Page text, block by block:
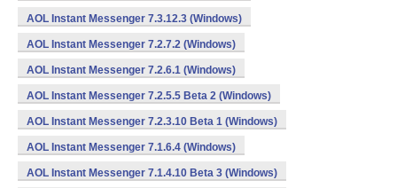
AOL Instant Messenger 7.3.12.3 (Windows)
AOL Instant Messenger 7.2.7.2 (Windows)
AOL Instant Messenger 7.2.6.1 (Windows)
AOL Instant Messenger 7.2.5.5 Beta 2 (Windows)
AOL Instant Messenger 7.2.3.10 Beta 1 (Windows)
AOL Instant Messenger 7.1.6.4 (Windows)
AOL Instant Messenger 7.1.4.10 Beta 3 (Windows)